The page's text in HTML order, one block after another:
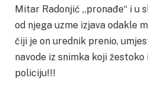
Mitar Radonjić ,,pronađe“ i u
od njega uzme izjava odakle
čiji je on urednik prenio,
navode iz snimka koji
policiju!!!